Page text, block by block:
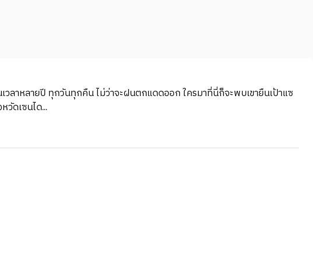
วลาหลายปี ทุกวันทุกคืน ไม่ว่าจะฝนตกแดดออก ใครมาที่นี่ก็จะพบเขายืนเป้าแซ
ดเซนได...